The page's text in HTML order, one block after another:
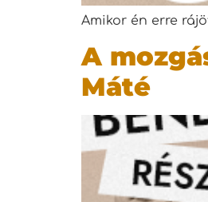
Amikor én erre
A
Máté